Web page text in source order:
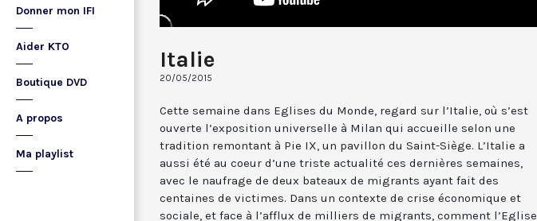
Donner mon IFI
Aider KTO
Boutique DVD
A propos
Ma playlist
Italie
20/05/2015
Cette semaine dans Eglises du Monde, regard sur l’Italie, où s’est
ouverte l’exposition universelle à Milan qui accueille selon une
tradition remontant à Pie IX, un pavillon du Saint-Siège. L’Italie a
aussi été au coeur d’une triste actualité ces dernières semaines,
avec le naufrage de deux bateaux de migrants ayant fait des
centaines de victimes. Dans un contexte de crise économique et
sociale, et face à l’afflux de milliers de migrants, comment l’Eglise